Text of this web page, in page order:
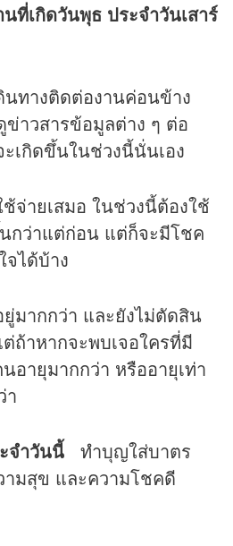
ที่เกิดวันพุธ ประจำวันเสาร์
างติดต่องานค่อนข้าง
าวสารข้อมูลต่าง ๆ ต่อ
เกิดขึ้นในช่วงนี้นั่นเอง
ายเสมอ ในช่วงนี้ต้องใช้
กว่าแต่ก่อน แต่ก็จะมีโชค
จได้บ้าง
ากกว่า และยังไม่ตัดสิน
ถ้าหากจะพบเจอใครที่มี
อายุมากกว่า หรืออายุเท่า
า
จำวันนี้ ทำบุญใส่บาตร
มสุข และความโชคดี